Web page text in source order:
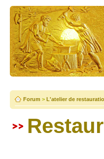
Forum > L'atelier de